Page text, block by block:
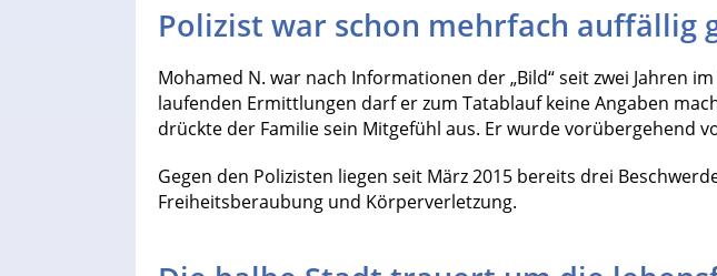
Polizist war schon mehrfach auffällig
Mohamed N. war nach Informationen der „Bild“ seit zwei Jahren
laufenden Ermittlungen darf er zum Tatablauf keine Angaben
drückte der Familie sein Mitgefühl aus. Er wurde vorübergehend
Gegen den Polizisten liegen seit März 2015 bereits drei
Freiheitsberaubung und Körperverletzung.
Ihr Kind